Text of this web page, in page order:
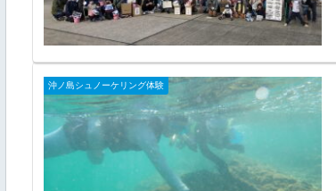
沖ノ島シュノーケリング体験